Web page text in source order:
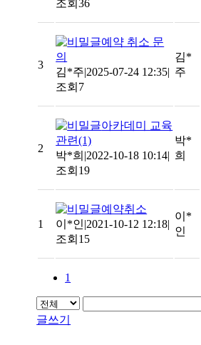
조회36
3
예약 취소 문
의
김*주|2025-07-24 12:35|
조회7
김*
주
2
아카데미 교육
관련(1)
박*희 |2022-10-18 10:14|
조회19
박*
희
1
예약취소
이*인|2021-10-12 12:18|
조회15
이*
인
1
글쓰기